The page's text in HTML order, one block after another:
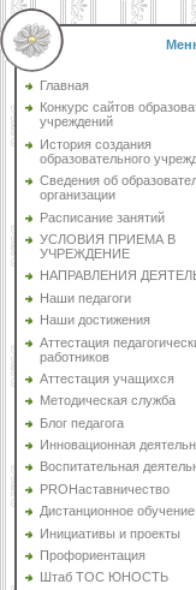
Главная
Конкурс сайтов
учреждений
История создания
образовательного
Сведения об
организации
Расписание занятий
УСЛОВИЯ ПРИЕМА В
УЧРЕЖДЕНИЕ
НАПРАВЛЕНИЯ
Наши педагоги
Наши достижения
Аттестация
работников
Аттестация учащихся
Методическая служба
Блог педагога
Инновационная
Воспитательная
PROНаставничество
Дистанционное обучение
Инициативы и проекты
Профориентация
Штаб ТОС ЮНОСТЬ